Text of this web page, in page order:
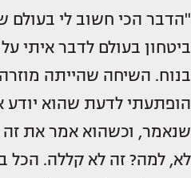
"הדבר הכי חשוב לי בעולם
ביטחון בעולם לדבר איתי
בנוח. השיחה שהייתה
הופתעתי לדעת שהוא יודע
שנאמר, וכשהוא אמר את זה
לא, למה? זה לא קללה. הכל